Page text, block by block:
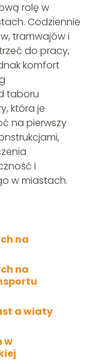
rolę w
Codziennie
tramwajów i
do pracy,
komfort
taboru
która je
na pierwszy
i
w miastach.
na
na
a wiaty
w